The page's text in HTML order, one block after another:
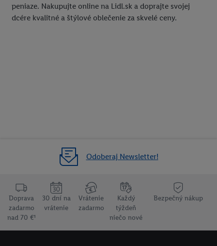
peniaze. Nakupujte online na Lidl.sk a doprajte svojej
dcére kvalitné a štýlové oblečenie za skvelé ceny.
Odoberaj Newsletter!
Doprava
zadarmo
nad 70 €¹
30 dní na
vrátenie
Vrátenie
zadarmo
Každý
týždeň
niečo nové
Bezpečný nákup